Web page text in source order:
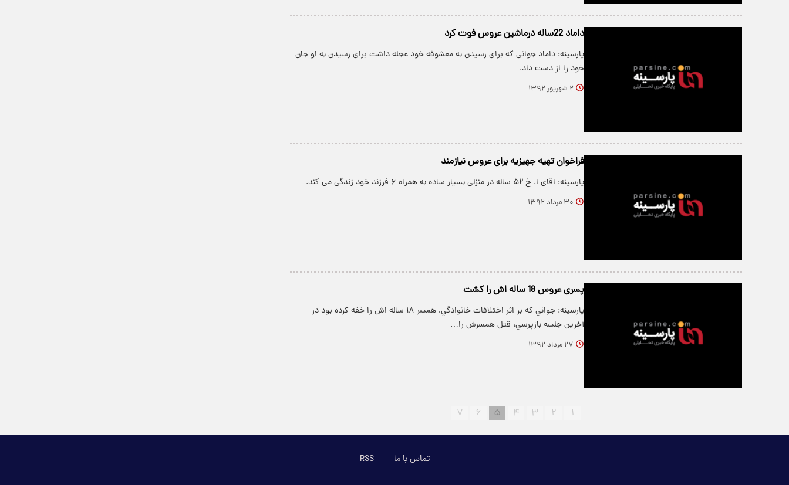
داماد 22ساله درماشین عروس فوت کرد
پارسینه: داماد جوانی که برای رسیدن به معشوقه خود عجله داشت برای رسیدن به او جان
خود را از دست داد.
۲ شهریور ۱۳۹۲
فراخوان تهیه جهیزیه برای عروس نیازمند
پارسینه: اقای ا. خ ۵۲ ساله در منزلی بسیار ساده به همراه ۶ فرزند خود زندگی می کند.
۳۰ مرداد ۱۳۹۲
پسری عروس 18 ساله اش را کشت
پارسینه: جواني که بر اثر اختلافات خانوادگي، همسر ۱۸ ساله اش را خفه کرده بود در
آخرين جلسه بازپرسي، قتل همسرش را…
۲۷ مرداد ۱۳۹۲
۱ ۲ ۳ ۴ ۵ ۶ ۷
تماس با ما RSS